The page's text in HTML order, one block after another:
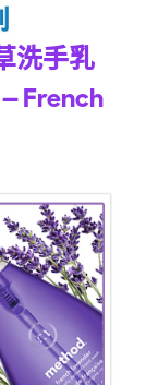
洗手乳
French